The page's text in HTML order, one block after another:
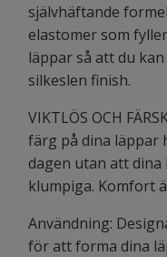
självhäftande
elastomer som
läppar så att du
silkeslen finish.
VIKTLÖS OCH
färg på dina läppar
dagen utan att
klumpiga. Komfort
Användning:
för att forma dina